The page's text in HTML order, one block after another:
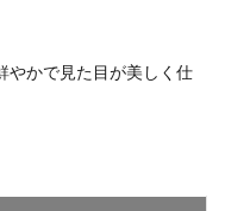
やかで見た目が美しく仕